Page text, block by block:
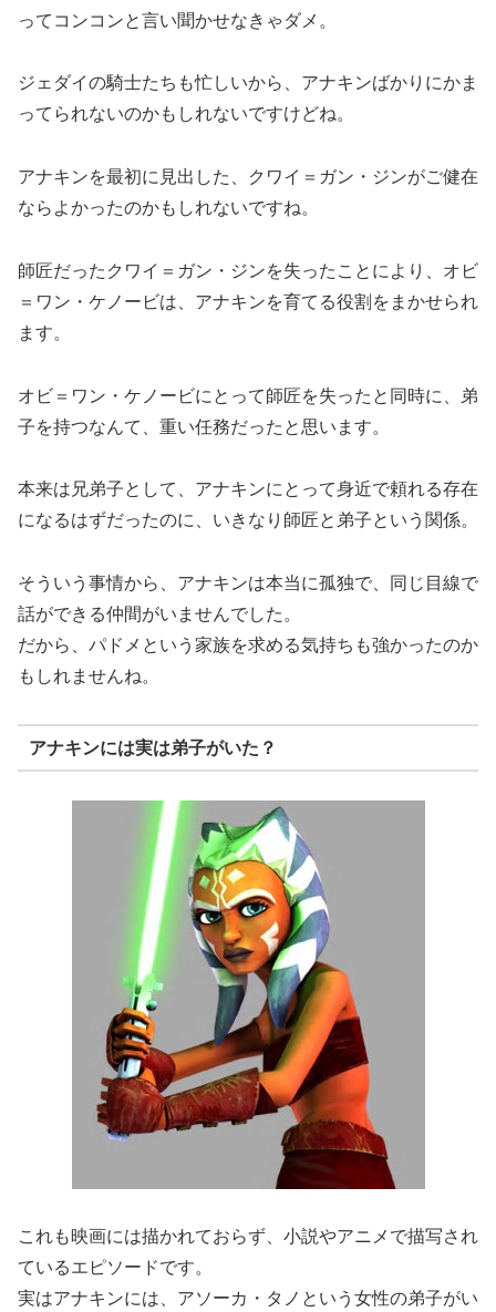
ってコンコンと言い聞かせなきゃダメ。
ジェダイの騎士たちも忙しいから、アナキンばかりにかま
ってられないのかもしれないですけどね。
アナキンを最初に見出した、クワイ＝ガン・ジンがご健在
ならよかったのかもしれないですね。
師匠だったクワイ＝ガン・ジンを失ったことにより、オビ
＝ワン・ケノービは、アナキンを育てる役割をまかせられ
ます。
オビ＝ワン・ケノービにとって師匠を失ったと同時に、弟
子を持つなんて、重い任務だったと思います。
本来は兄弟子として、アナキンにとって身近で頼れる存在
になるはずだったのに、いきなり師匠と弟子という関係。
そういう事情から、アナキンは本当に孤独で、同じ目線で
話ができる仲間がいませんでした。
だから、パドメという家族を求める気持ちも強かったのか
もしれませんね。
アナキンには実は弟子がいた？
これも映画には描かれておらず、小説やアニメで描写され
ているエピソードです。
実はアナキンには、アソーカ・タノという女性の弟子がい